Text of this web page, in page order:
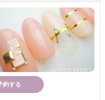
約する